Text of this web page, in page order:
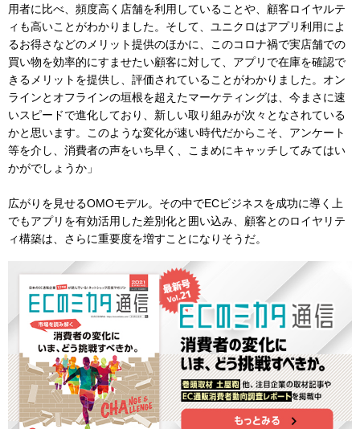
用者に比べ、頻度高く店舗を利用していることや、顧客ロイヤルテ
ィも高いことがわかりました。そして、ユニクロはアプリ利用によ
るお得さなどのメリット提供のほかに、このコロナ禍で実店舗での
買い物を効率的にすませたい顧客に対して、アプリで在庫を確認で
きるメリットを提供し、評価されていることがわかりました。オン
ラインとオフラインの垣根を超えたマーケティングは、今まさに速
いスピードで進化しており、新しい取り組みが次々となされている
かと思います。このような変化が速い時代だからこそ、アンケート
等を介し、消費者の声をいち早く、こまめにキャッチしてみてはい
かがでしょうか」
広がりを見せるOMOモデル。その中でECビジネスを成功に導く上
でもアプリを有効活用した差別化と囲い込み、顧客とのロイヤリテ
ィ構築は、さらに重要度を増すことになりそうだ。